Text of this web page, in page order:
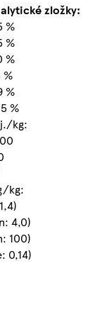
zložky:
%
%
%
%
%
%
kg:
kg:
4,0)
100)
0,14)